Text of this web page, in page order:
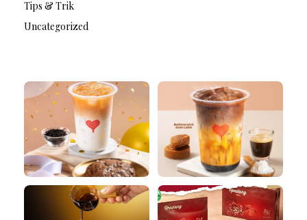
Tips & Trik
Uncategorized